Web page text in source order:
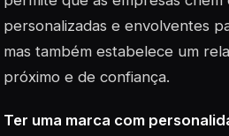
personalizadas e envolventes
mas também estabelece um
próximo e de confiança.
Ter uma marca com